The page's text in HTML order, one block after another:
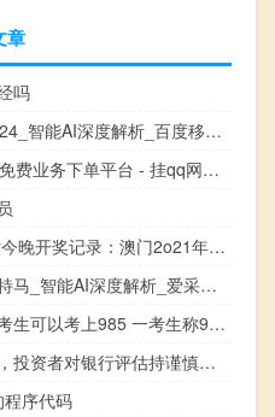
章
吗
澳门马报2024_智能AI深度解析_百度移动统计版.223.422
快手24小时免费业务下单平台 - 挂qq网站,一键取赞软件ios
2024澳门六今晚开奖记录：澳门2o21年开奖结果-全面的最新解答-2758.3D.A676
今晚中什么特马_智能AI深度解析_爱采购版v47.08.111
广东有多少考生可以考上985 一考生称985肯定有了
华尔街下滑，投资者对银行评估持谨慎态度
序代码